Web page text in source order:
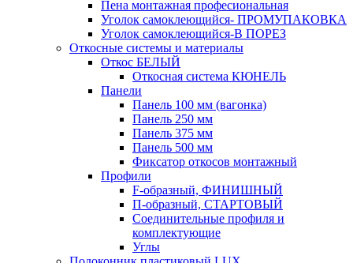
Пена монтажная професиональная
Уголок самоклеющийся- ПРОМУПАКОВКА
Уголок самоклеющийся-В ПОРЕЗ
Откосные системы и материалы
Откос БЕЛЫЙ
Откосная система КЮНЕЛЬ
Панели
Панель 100 мм (вагонка)
Панель 250 мм
Панель 375 мм
Панель 500 мм
Фиксатор откосов монтажный
Профили
F-образный, ФИНИШНЫЙ
П-образный, СТАРТОВЫЙ
Соединительные профиля и
комплектующие
Углы